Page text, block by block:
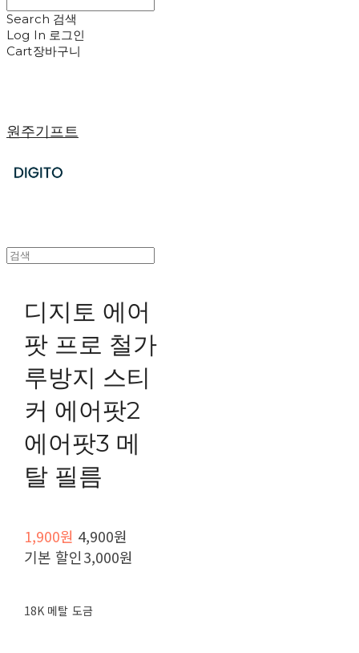
Search 검색
Log In 로그인
Cart장바구니
원주기프트
디지토 에어
팟 프로 철가
루방지 스티
커 에어팟2
에어팟3 메
탈 필름
1,900원 4,900원
기본 할인3,000원
18K 메탈 도금